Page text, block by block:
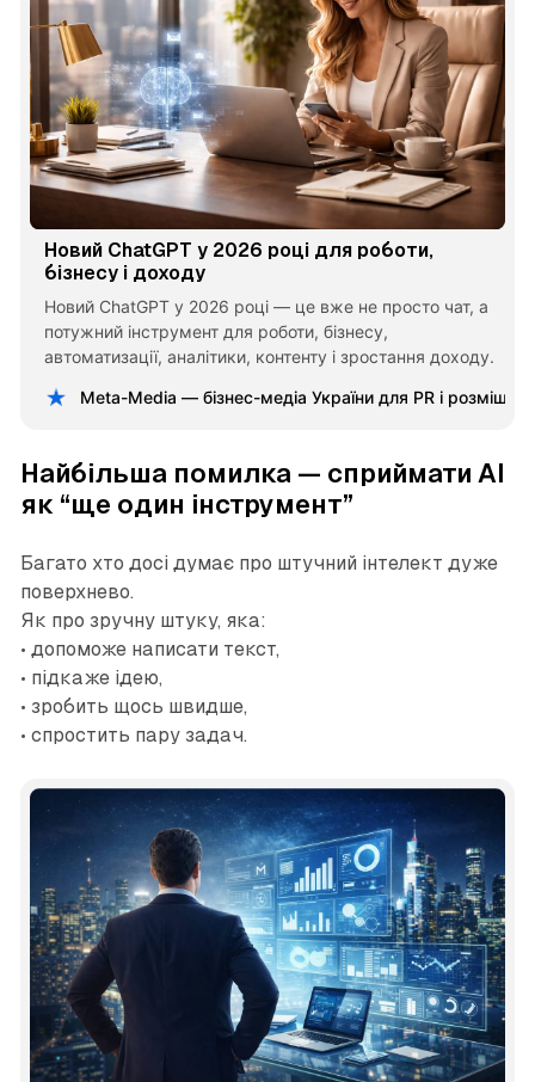
Новий ChatGPT у 2026 році для роботи,
бізнесу і доходу
Новий ChatGPT у 2026 році — це вже не просто чат, а
потужний інструмент для роботи, бізнесу,
автоматизації, аналітики, контенту і зростання доходу.
Meta-Media — бізнес-медіа України для PR і
Найбільша помилка — сприймати AI
як “ще один інструмент”
Багато хто досі думає про штучний інтелект дуже
поверхнево.
Як про зручну штуку, яка:
• допоможе написати текст,
• підкаже ідею,
• зробить щось швидше,
• спростить пару задач.